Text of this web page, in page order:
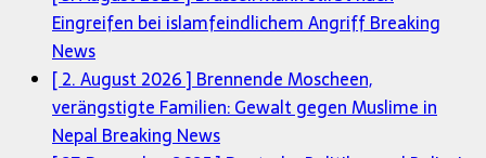
Eingreifen bei islamfeindlichem AngriffBreaking
News
[ 2. August 2026 ] Brennende Moscheen,
verängstigte Familien: Gewalt gegen Muslime in
Nepal Breaking News